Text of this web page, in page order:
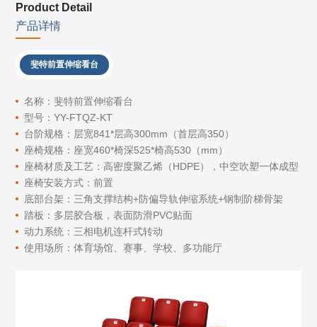
Product Detail
产品详情
斐特前置伸缩看台
名称：斐特前置伸缩看台
型号：YY-FTQZ-KT
台阶规格：层宽841*层高300mm（首层高350）
座椅规格：座宽460*椅深525*椅高530（mm）
座椅材质及工艺：高密度聚乙烯（HDPE），中空吹塑一体成型
座椅安装方式：前置
底部台架：三角支撑结构+防偏导轨伸缩系统+钢制阶梯骨架
踏板：多层胶合板，表面防滑PVC贴面
动力系统：三相电机连杆式转动
使用场所：体育场馆、赛事、学校、多功能厅